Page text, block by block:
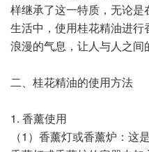
样继承了这一特质，无论
生活中，使用桂花精油进
浪漫的气息，让人与人之间
二、桂花精油的使用方法
1. 香薰使用
（1）香薰灯或香薰炉：这